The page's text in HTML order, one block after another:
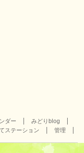
ダー
みどりblog
ステーション 管理